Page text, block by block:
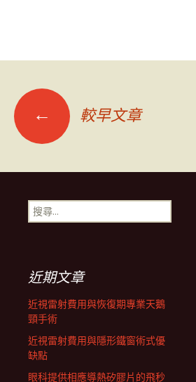
文
章
導
列
← 較早文章
搜
尋
近期文章
近視雷射費用與恢復期專業天鵝
頸手術
近視雷射費用與隱形鐵窗術式優
缺點
眼科提供相應導熱矽膠片的飛秒